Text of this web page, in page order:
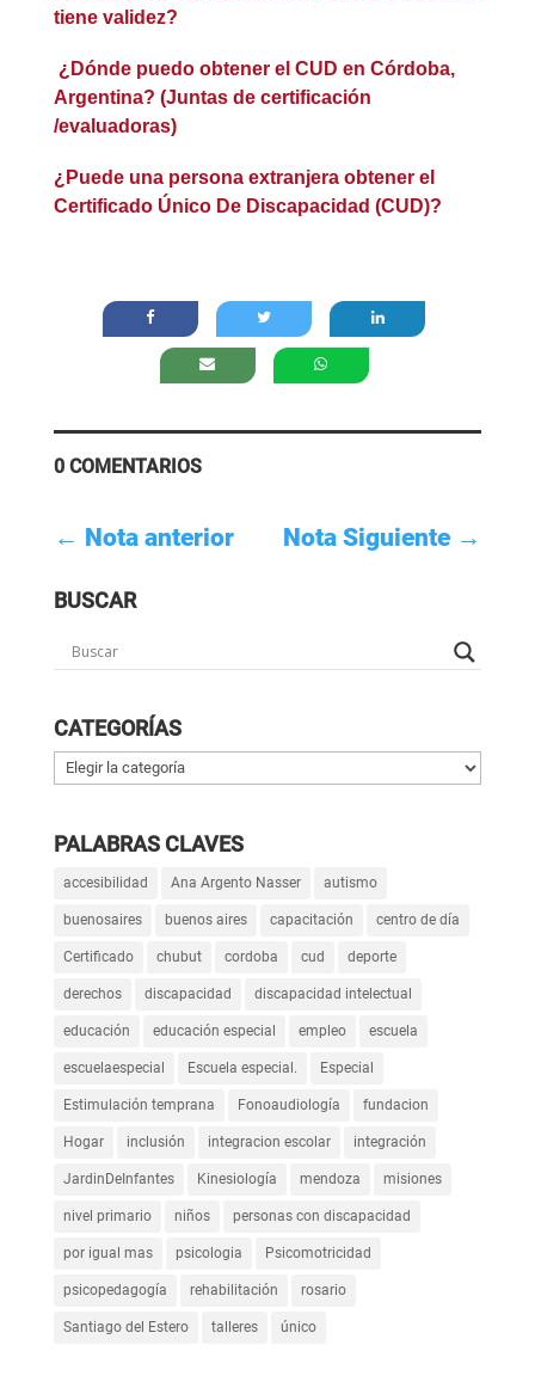
tiene validez?
¿Dónde puedo obtener el CUD en Córdoba,
Argentina? (Juntas de certificación
/evaluadoras)
¿Puede una persona extranjera obtener el
Certificado Único De Discapacidad (CUD)?
0 COMENTARIOS
← Nota anterior Nota Siguiente →
BUSCAR
CATEGORÍAS
Categorías
PALABRAS CLAVES
accesibilidad Ana Argento Nasser autismo
buenosaires buenos aires capacitación centro de día
Certificado chubut cordoba cud deporte
derechos discapacidad discapacidad intelectual
educación educación especial empleo escuela
escuelaespecial Escuela especial. Especial
Estimulación temprana Fonoaudiología fundacion
Hogar inclusión integracion escolar integración
JardinDeInfantes Kinesiología mendoza misiones
nivel primario niños personas con discapacidad
por igual mas psicologia Psicomotricidad
psicopedagogía rehabilitación rosario
Santiago del Estero talleres único